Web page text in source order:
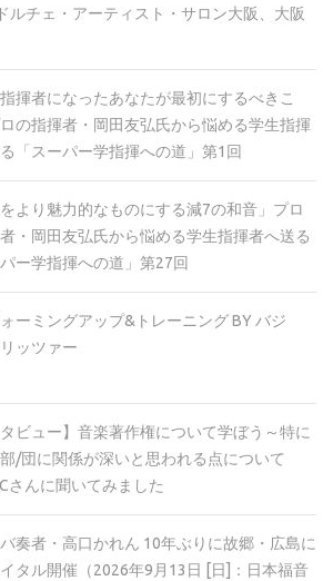
ルチェ・アーティスト・サロン大阪、大阪
指揮者になったあなたが最初にするべきこ
の指揮者・岡田友弘氏から悩める学生指揮
「スーパー学指揮への道」第1回
をより魅力的なものにする減7の和音」プロ
・岡田友弘氏から悩める学生指揮者へ送る
パー学指揮への道」第27回
ーミングアップ&トレーニング BY バジ
ッツァー
タビュー】音楽著作権について学ぼう～特に
/団に関係が深いと思われる点について
さんに聞いてみました
奏者・高口かれん 10年ぶりに故郷・広島に
タル開催（2026年9月13日 [日]：日本福音